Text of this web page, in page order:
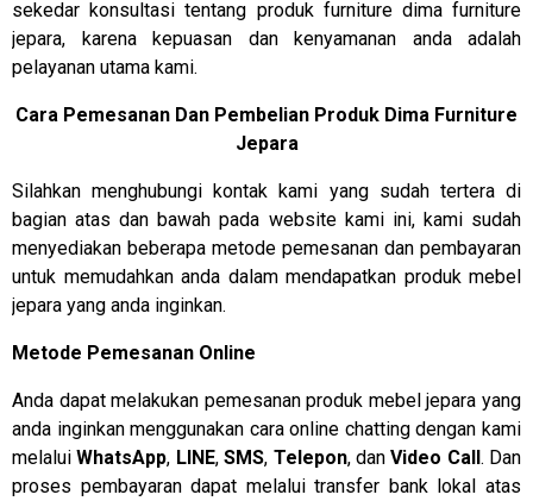
sekedar konsultasi tentang produk furniture dima furniture
jepara, karena kepuasan dan kenyamanan anda adalah
pelayanan utama kami.
Cara Pemesanan Dan Pembelian Produk Dima Furniture
Jepara
Silahkan menghubungi kontak kami yang sudah tertera di
bagian atas dan bawah pada website kami ini, kami sudah
menyediakan beberapa metode pemesanan dan pembayaran
untuk memudahkan anda dalam mendapatkan produk mebel
jepara yang anda inginkan.
Metode Pemesanan Online
Anda dapat melakukan pemesanan produk mebel jepara yang
anda inginkan menggunakan cara online chatting dengan kami
melaluiWhatsApp, LINE,SMS, Telepon, danVideo Call. Dan
proses pembayaran dapat melalui transfer bank lokal atas